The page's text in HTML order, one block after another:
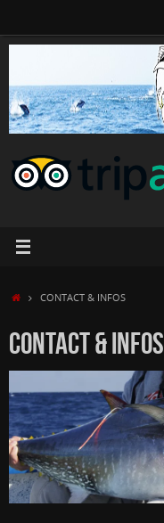
contenu
ACCUEIL
CONTACT & INFOS
CONTACT & INFOS